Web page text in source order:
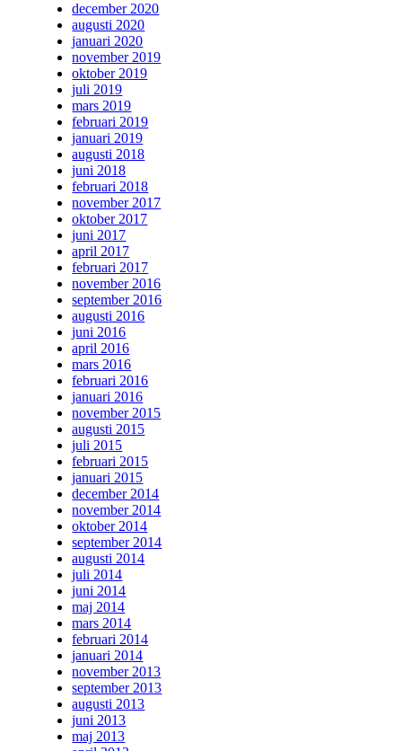
december 2020
augusti 2020
januari 2020
november 2019
oktober 2019
juli 2019
mars 2019
februari 2019
januari 2019
augusti 2018
juni 2018
februari 2018
november 2017
oktober 2017
juni 2017
april 2017
februari 2017
november 2016
september 2016
augusti 2016
juni 2016
april 2016
mars 2016
februari 2016
januari 2016
november 2015
augusti 2015
juli 2015
februari 2015
januari 2015
december 2014
november 2014
oktober 2014
september 2014
augusti 2014
juli 2014
juni 2014
maj 2014
mars 2014
februari 2014
januari 2014
november 2013
september 2013
augusti 2013
juni 2013
maj 2013